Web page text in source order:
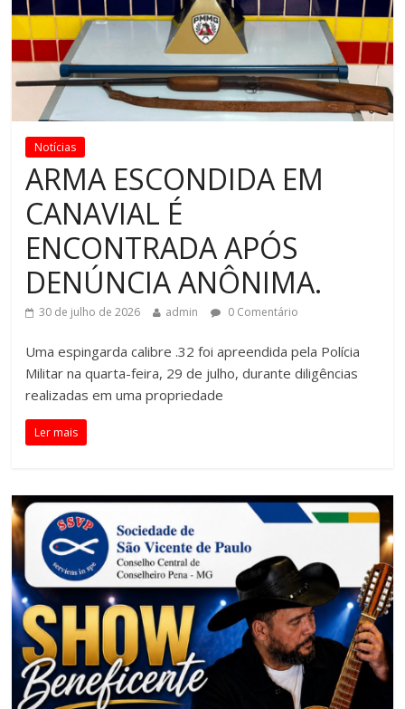
Notícias
ARMA ESCONDIDA EM
CANAVIAL É
ENCONTRADA APÓS
DENÚNCIA ANÔNIMA.
30 de julho de 2026 admin 0 Comentário
Uma espingarda calibre .32 foi apreendida pela Polícia
Militar na quarta-feira, 29 de julho, durante diligências
realizadas em uma propriedade
Ler mais